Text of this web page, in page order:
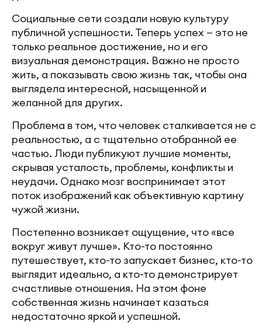
Социальные сети создали новую культуру
публичной успешности. Теперь успех — это не
только реальное достижение, но и его
визуальная демонстрация. Важно не просто
жить, а показывать свою жизнь так, чтобы она
выглядела интересной, насыщенной и
желанной для других.
Проблема в том, что человек сталкивается не с
реальностью, а с тщательно отобранной ее
частью. Люди публикуют лучшие моменты,
скрывая усталость, проблемы, конфликты и
неудачи. Однако мозг воспринимает этот
поток изображений как объективную картину
чужой жизни.
Постепенно возникает ощущение, что «все
вокруг живут лучше». Кто-то постоянно
путешествует, кто-то запускает бизнес, кто-то
выглядит идеально, а кто-то демонстрирует
счастливые отношения. На этом фоне
собственная жизнь начинает казаться
недостаточно яркой и успешной.